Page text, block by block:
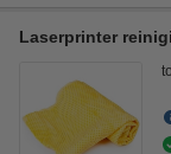
Laserprinter